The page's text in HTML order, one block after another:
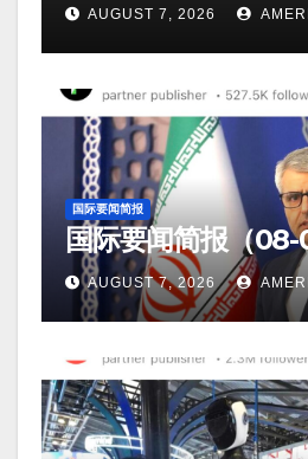
AUGUST 7, 2026
国际要闻简报
国际要闻简报（
AUGUST 7, 2026